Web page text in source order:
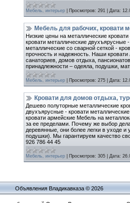
Мебель, интерьер Просмотров: 291 Дата:
Мебель для рабочих, кровати
Низкие цены на металлические
кровати металлические двухъярусные
металлические со сварной сеткой -
прочность и надежность. Наши кровати
санаториев, домов отдыха,
принадлежности – одеяла, подушки,
Мебель, интерьер Просмотров: 275 Дата:
Кровати для домов отдыха,
Дешево полуторные металлические
двухъярусные - кровати
кровати армейские Мебель на
за ее пределами. Почему же выбор
деревянные, они более легки в уходе
подушки). Мы гарантируем качество
926 786 44 45
Мебель, интерьер Просмотров: 305 Дата:
Объявления Владикавказа © 2026